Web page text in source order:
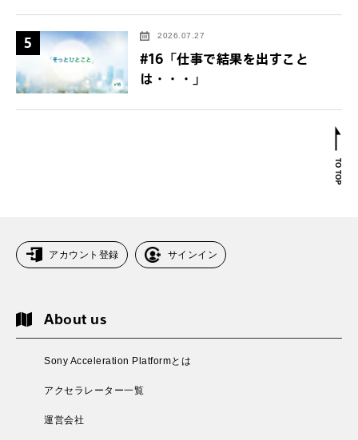
5 2026.07.27
#16「仕事で結果を出すこと
は・・・」
アカウント登録 サインイン
About us
Sony Acceleration Platformとは
アクセラレーター一覧
運営会社